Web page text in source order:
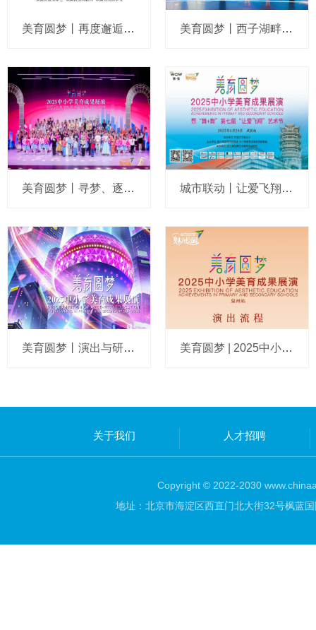
美育圆梦丨再度邂逅经典，中小学美育成果展演7月上海绽放 美育圆梦丨西子湖畔绽放美育之花，魅力舞台浸润成长与梦想
美育圆梦丨寻梦、逐梦、圆梦，校园文艺再度点亮上海保利大剧院 城市联动丨让爱飞翔，美育圆梦武汉站在行动！
美育圆梦丨演出与研学完美融合的大成之作，7月我们上海见！ 美育圆梦 | 2025中小学美育成果展演泉州站赛前通知
关于我们 人才招聘
Copyright © 2022-2030
地址：北京市海淀区西直门北大街32号枫